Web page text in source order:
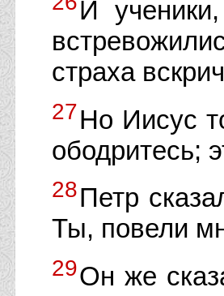
И
страха
27Но Иисус
ободритесь;
28Петр
Ты, повели
29Он же